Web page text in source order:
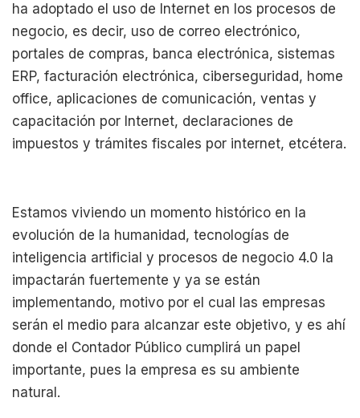
ha adoptado el uso de Internet en los procesos de
negocio, es decir, uso de correo electrónico,
portales de compras, banca electrónica, sistemas
ERP, facturación electrónica, ciberseguridad, home
office, aplicaciones de comunicación, ventas y
capacitación por Internet, declaraciones de
impuestos y trámites fiscales por internet, etcétera.
Estamos viviendo un momento histórico en la
evolución de la humanidad, tecnologías de
inteligencia artificial y procesos de negocio 4.0 la
impactarán fuertemente y ya se están
implementando, motivo por el cual las empresas
serán el medio para alcanzar este objetivo, y es ahí
donde el Contador Público cumplirá un papel
importante, pues la empresa es su ambiente
natural.